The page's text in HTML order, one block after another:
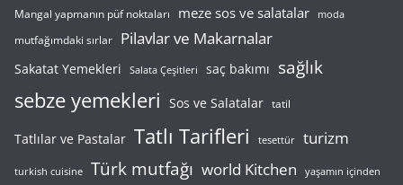
Mangal yapmanın püf noktaları meze sos ve salatalar moda
mutfağımdaki sırlar Pilavlar ve Makarnalar
Sakatat Yemekleri Salata Çeşitleri saç bakımı sağlık
sebze yemekleri Sos ve Salatalar tatil
Tatlılar ve Pastalar Tatlı Tarifleri tesettür turizm
turkish cuisine Türk mutfağı world Kitchen yaşamın içinden